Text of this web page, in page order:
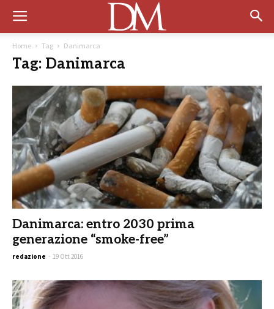
Home Tag Danimarca
Tag: Danimarca
Danimarca: entro 2030 prima
generazione “smoke-free”
redazione - 19 Ott 2016